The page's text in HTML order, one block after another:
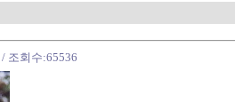
/ 조회수:65536